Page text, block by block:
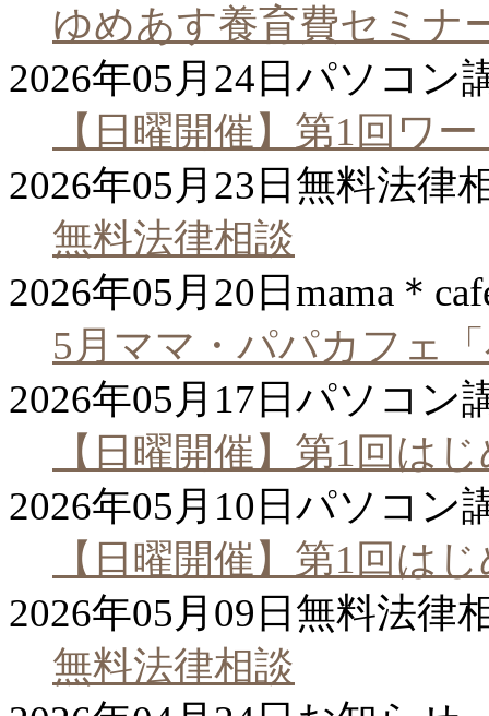
ゆめあす養育費セミナ
2026年05月24日 パソコン
【日曜開催】第1回ワ
2026年05月23日 無料法律
無料法律相談
2026年05月20日 mama＊
5月ママ・パパカフェ
2026年05月17日 パソコン
【日曜開催】第1回は
2026年05月10日 パソコン
【日曜開催】第1回は
2026年05月09日 無料法律
無料法律相談